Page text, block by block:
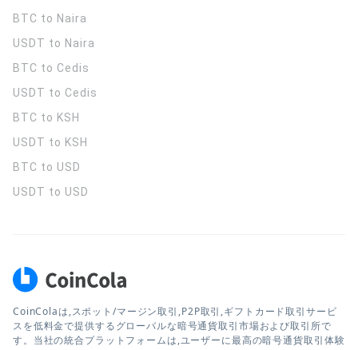
BTC to Naira
USDT to Naira
BTC to Cedis
USDT to Cedis
BTC to KSH
USDT to KSH
BTC to USD
USDT to USD
CoinColaは,スポット/マージン取引,P2P取引,ギフトカード取引サービ
スを低料金で提供するグローバルな暗号通貨取引市場および取引所で
す。当社の統合プラットフォームは,ユーザーに最高の暗号通貨取引体験